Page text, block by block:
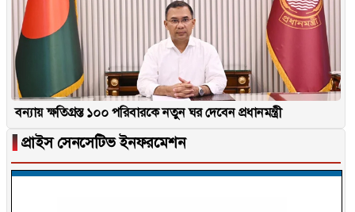
বন্যায় ক্ষতিগ্রস্ত ১০০ পরিবারকে নতুন ঘর দেবেন প্রধানমন্ত্রী
▐ প্রাইস সেনসেটিভ ইনফরমেশন